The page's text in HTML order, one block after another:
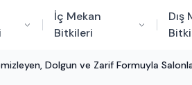
İç Mekan
Bitkileri
Dış
Dolgun ve Zarif Formuyla